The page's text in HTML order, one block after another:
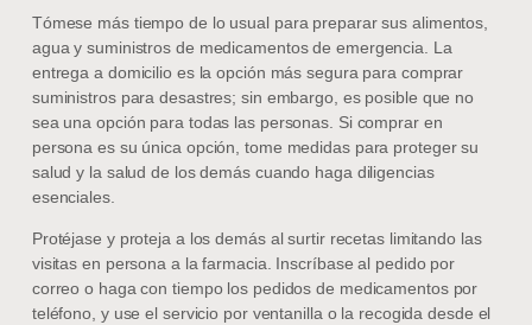
Tómese más tiempo de lo usual para preparar sus alimentos,
agua y suministros de medicamentos de emergencia. La
entrega a domicilio es la opción más segura para comprar
suministros para desastres; sin embargo, es posible que no
sea una opción para todas las personas. Si comprar en
persona es su única opción, tome medidas para proteger su
salud y la salud de los demás cuando haga diligencias
esenciales.
Protéjase y proteja a los demás al surtir recetas limitando las
visitas en persona a la farmacia. Inscríbase al pedido por
correo o haga con tiempo los pedidos de medicamentos por
teléfono, y use el servicio por ventanilla o la recogida desde el